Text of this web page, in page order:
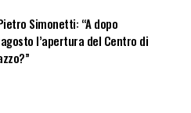
Simonetti: “A dopo
l’apertura del Centro di